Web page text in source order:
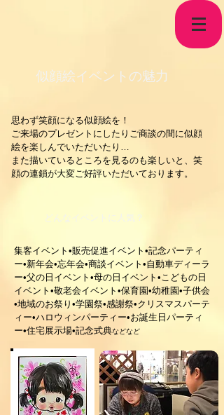
​似顔絵イベントの魅力
​思わず笑顔になる似顔絵を！
ご来場のプレゼントにしたりご商談の間に似顔
絵を楽しんでいただいたり…
また描いているところを見るのも楽しいと、笑
顔の連鎖が大変ご好評いただいております。
集客イベント•販売促進イベント•記念パーティ
ー•新年会•忘年会•商談イベント•自動車ディーラ
ー•父の日イベント•母の日イベント•こどもの日
イベント•敬老会イベント•保育園•幼稚園•子供会
•地域のお祭り•学園祭•感謝祭•クリスマスパーテ
ィー•ハロウィンパーティー•お誕生日パーティ
ー•住宅展示場•記念式典などなど
​どんなイベントに人気？